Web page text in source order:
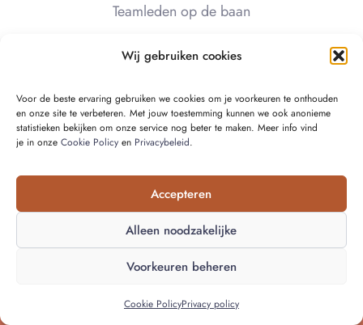
Wij gebruiken cookies
Voor de beste ervaring gebruiken we cookies om je voorkeuren te onthouden
en onze site te verbeteren. Met jouw toestemming kunnen we ook anonieme
statistieken bekijken om onze service nog beter te maken. Meer info vind
je in onze Cookie Policy en Privacybeleid.
Accepteren
Alleen noodzakelijke
Voorkeuren beheren
Cookie PolicyPrivacy policy
Teamleden op de baan
DIENSTEN
Gevelwerken
Dakwerken
Over Cralux
Vraag mijn gratis offerte aan